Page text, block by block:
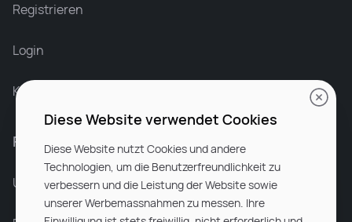
Registrieren
Login
Karriere bei Rocken
Für Unternehmen
Unsere Dienstleistungen
Diese Website verwendet Cookies
Diese Website nutzt Cookies und andere
Technologien, um die Benutzerfreundlichkeit zu
verbessern und die Leistung der Website sowie
unserer Werbemassnahmen zu messen. Ihre